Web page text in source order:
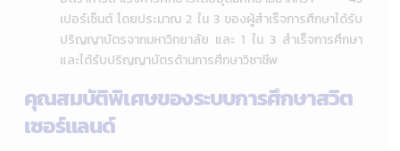
เปอร์เซ็นต์ โดยประมาณ 2 ใน 3 ของผู้สำเร็จการศึกษาได้รับ
ปริญญาบัตรจากมหาวิทยาลัย และ 1 ใน 3 สำเร็จการศึกษา
และได้รับปริญญาบัตรด้านการศึกษาวิชาชีพ
คุณสมบัติพิเศษของระบบการศึกษาสวิต
เซอร์แลนด์